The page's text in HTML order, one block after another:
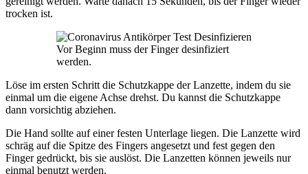
trocken ist.
Vor Beginn muss der Finger desinfiziert
werden.
Löse im ersten Schritt die Schutzkappe der Lanzette, indem du sie
einmal um die eigene Achse drehst. Du kannst die Schutzkappe
dann vorsichtig abziehen.
Die Hand sollte auf einer festen Unterlage liegen. Die Lanzette wird
schräg auf die Spitze des Fingers angesetzt und fest gegen den
Finger gedrückt, bis sie auslöst. Die Lanzetten können jeweils nur
einmal benutzt werden.